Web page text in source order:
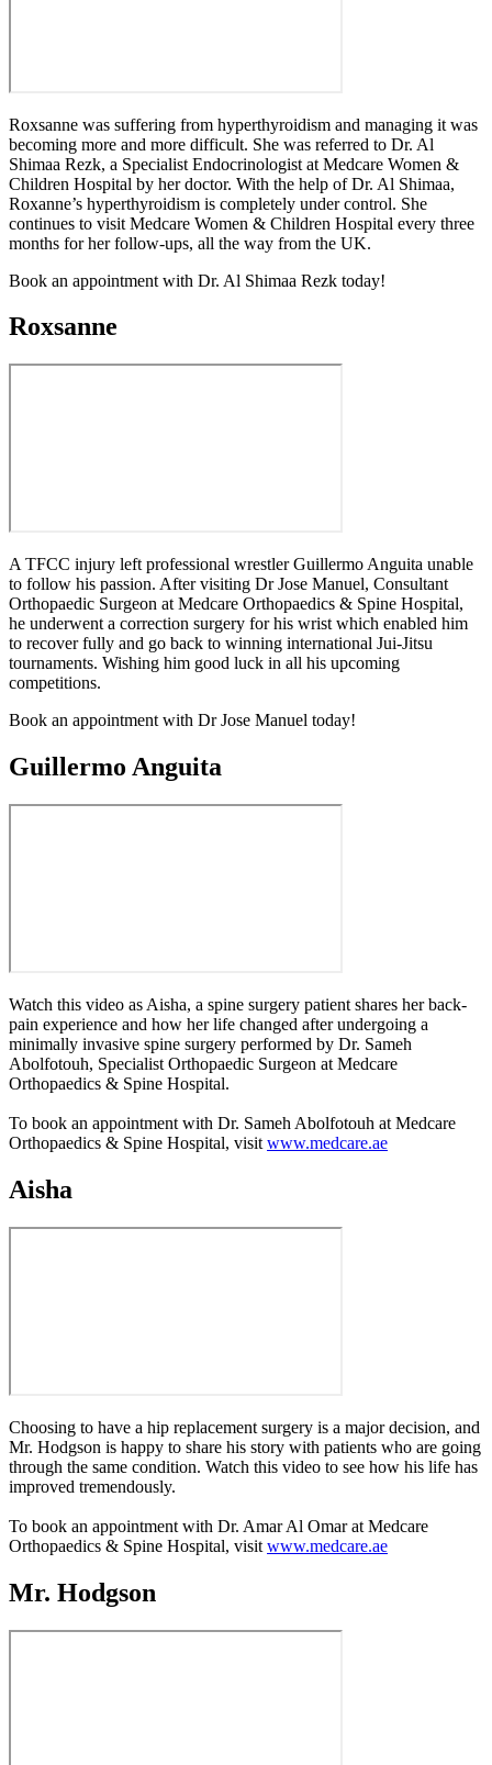
Roxsanne was suffering from hyperthyroidism and managing it was
becoming more and more difficult. She was referred to Dr. Al
Shimaa Rezk, a Specialist Endocrinologist at Medcare Women &
Children Hospital by her doctor. With the help of Dr. Al Shimaa,
Roxanne’s hyperthyroidism is completely under control. She
continues to visit Medcare Women & Children Hospital every three
months for her follow-ups, all the way from the UK.
Book an appointment with Dr. Al Shimaa Rezk today!
Roxsanne
A TFCC injury left professional wrestler Guillermo Anguita unable
to follow his passion. After visiting Dr Jose Manuel, Consultant
Orthopaedic Surgeon at Medcare Orthopaedics & Spine Hospital,
he underwent a correction surgery for his wrist which enabled him
to recover fully and go back to winning international Jui-Jitsu
tournaments. Wishing him good luck in all his upcoming
competitions.
Book an appointment with Dr Jose Manuel today!
Guillermo Anguita
Watch this video as Aisha, a spine surgery patient shares her back-
pain experience and how her life changed after undergoing a
minimally invasive spine surgery performed by Dr. Sameh
Abolfotouh, Specialist Orthopaedic Surgeon at Medcare
Orthopaedics & Spine Hospital.
To book an appointment with Dr. Sameh Abolfotouh at Medcare
Orthopaedics & Spine Hospital, visit www.medcare.ae
Aisha
Choosing to have a hip replacement surgery is a major decision, and
Mr. Hodgson is happy to share his story with patients who are going
through the same condition. Watch this video to see how his life has
improved tremendously.
To book an appointment with Dr. Amar Al Omar at Medcare
Orthopaedics & Spine Hospital, visit www.medcare.ae
Mr. Hodgson